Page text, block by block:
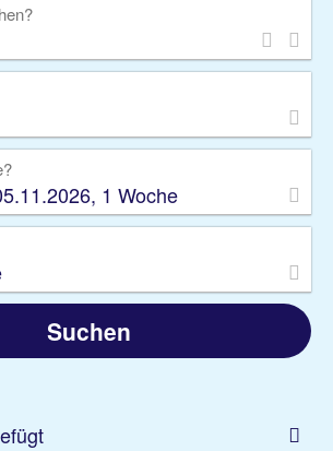
Camper Privattransfer
1 Woche
Suchen